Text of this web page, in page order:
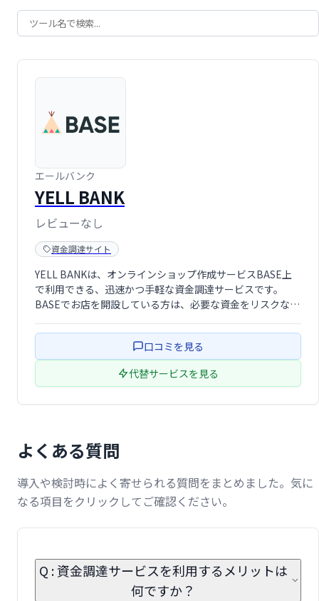
エールバンク
YELL BANK
レビューなし
資金調達サイト
YELL BANKは、オンラインショップ作成サービスBASE上
で利用できる、迅速かつ手軽な資金調達サービスです。
BASEでお店を開設している方は、必要な資金をリスクな
えるショップオーナーに最適なソリューションです。
口コミを見る
代替サービスを見る
よくある質問
導入や検討時によく寄せられる質問をまとめました。気に
なる項目をクリックしてご確認ください。
Q : 資金調達サービスを利用するメリットは
何ですか？